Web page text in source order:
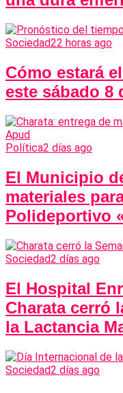
Sociedad22 horas ago
Cómo estará
este sábado 8
Política2 días ago
El Municipio
materiales
Polideportivo
Sociedad2 días ago
El Hospital
Charata cerró
la Lactancia
Sociedad2 días ago